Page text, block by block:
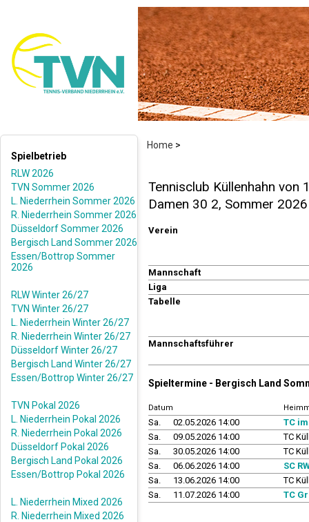
Home >
Spielbetrieb
RLW 2026
TVN Sommer 2026
L. Niederrhein Sommer 2026
R. Niederrhein Sommer 2026
Düsseldorf Sommer 2026
Bergisch Land Sommer 2026
Essen/Bottrop Sommer
2026
RLW Winter 26/27
TVN Winter 26/27
L. Niederrhein Winter 26/27
R. Niederrhein Winter 26/27
Düsseldorf Winter 26/27
Bergisch Land Winter 26/27
Essen/Bottrop Winter 26/27
TVN Pokal 2026
L. Niederrhein Pokal 2026
R. Niederrhein Pokal 2026
Düsseldorf Pokal 2026
Bergisch Land Pokal 2026
Essen/Bottrop Pokal 2026
L. Niederrhein Mixed 2026
R. Niederrhein Mixed 2026
Tennisclub Küllenhahn von
Damen 30 2, Sommer 2026
Verein
Mannschaft
Liga
Tabelle
Mannschaftsführer
Spieltermine - Bergisch Land
Datum
Sa. 02.05.2026 14:00
TC
Sa.
09.05.2026 14:00
TC
Sa.
30.05.2026 14:00
TC
Sa.
06.06.2026 14:00
SC
Sa.
13.06.2026 14:00
TC
Sa.
11.07.2026 14:00 TC